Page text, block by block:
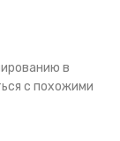
в
с похожими